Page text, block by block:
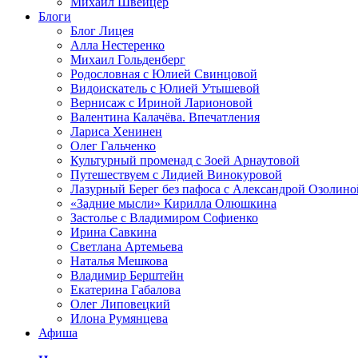
Блоги
Блог Лицея
Алла Нестеренко
Михаил Гольденберг
Родословная с Юлией Свинцовой
Видоискатель с Юлией Утышевой
Вернисаж с Ириной Ларионовой
Валентина Калачёва. Впечатления
Лариса Хенинен
Олег Гальченко
Культурный променад с Зоей Арнаутовой
Путешествуем с Лидией Винокуровой
Лазурный Берег без пафоса с Александрой
«Задние мысли» Кирилла Олюшкина
Застолье с Владимиром Софиенко
Ирина Савкина
Светлана Артемьева
Наталья Мешкова
Владимир Берштейн
Екатерина Габалова
Олег Липовецкий
Илона Румянцева
Афиша